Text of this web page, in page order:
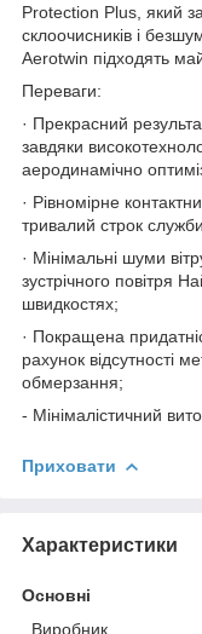
Protection Plus, який
склоочисників і
Aerotwin підходять
Переваги:
· Прекрасний
завдяки
аеродинамічно
· Рівномірне
тривалий строк
· Мінімальні шуми
зустрічного повітря
швидкостях;
· Покращена
рахунок відсутності
обмерзання;
- Мінімалістичний
Приховати
Характеристики
Основні
Виробник